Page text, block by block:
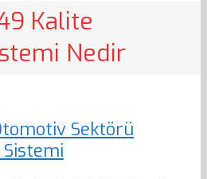
Kalite
Nedir
Sektörü